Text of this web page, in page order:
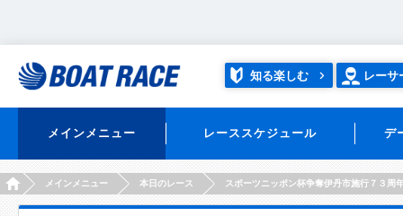
知る楽しむ レーサ
メインメニュー レーススケジュール デ
HOMEメインメニュー 本日のレース スポーツニッポン杯争奪伊丹市施行７３周